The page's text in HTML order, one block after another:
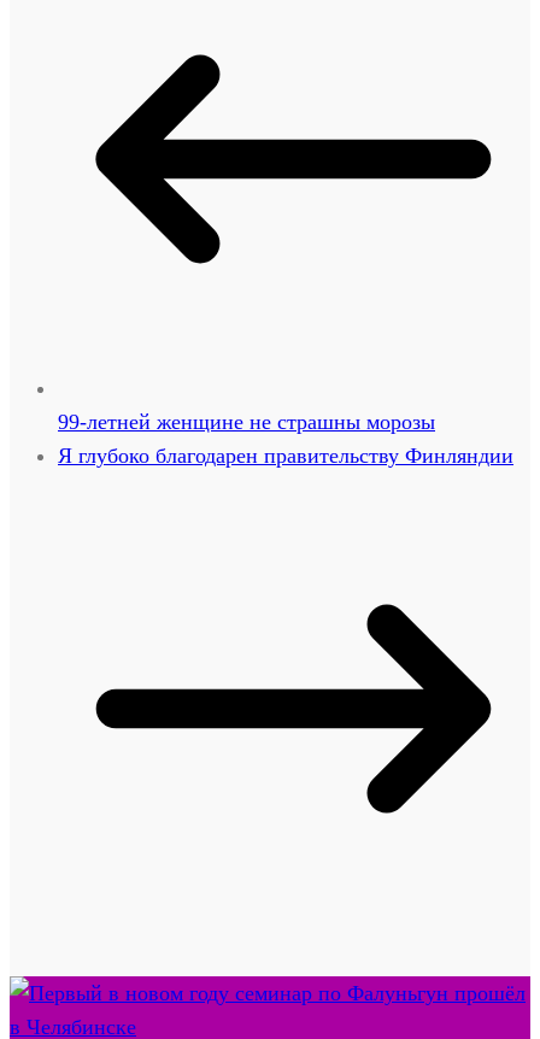
99-летней женщине не страшны морозы
Я глубоко благодарен правительству Финляндии